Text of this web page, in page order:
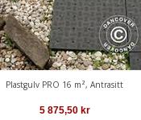
Plastgulv PRO 16 m², Antrasitt
5 875,50kr